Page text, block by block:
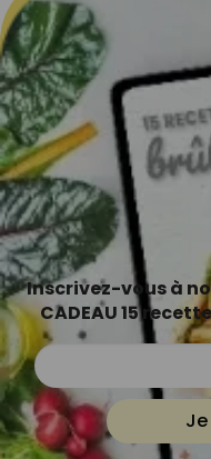
Inscrivez-vous à
CADEAU 15